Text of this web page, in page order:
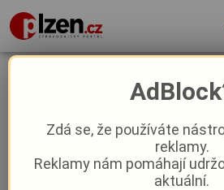
Porodnice v
Nemocnice
počty porodů
Aktuality Aktuálně
Zdá se, že používáte
reklamy.
Reklamy nám pomáhají
aktuální.